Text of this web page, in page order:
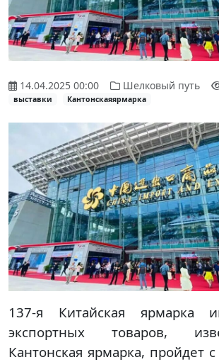
14.04.2025 00:00 Шелковый путь
выставки
Кантонскаяярмарка
137-я Китайская ярмарка
экспортных товаров,
Кантонская ярмарка, пройдет